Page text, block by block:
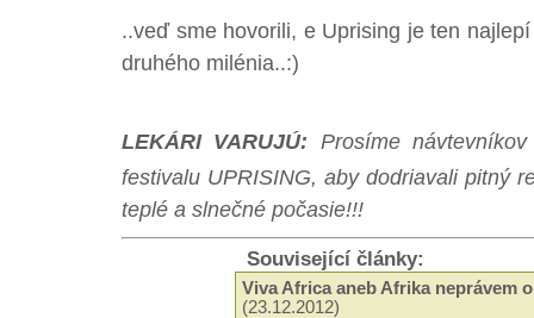
..veď sme hovorili, e Uprising je ten
druhého milénia..:)
LEKÁRI VARUJÚ: Prosíme
festivalu UPRISING, aby dodriavali pitný
teplé a slnečné počasie!!!
Související články:
Viva Africa aneb Afrika neprávem
(23.12.2012)